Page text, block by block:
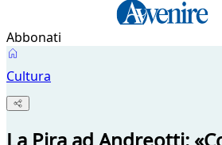
Abbonati
Cultura